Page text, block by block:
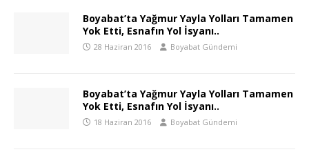
Boyabat’ta Yağmur Yayla Yolları Tamamen
Yok Etti, Esnafın Yol İsyanı..
28 Haziran 2016 Boyabat Gündemi
Boyabat’ta Yağmur Yayla Yolları Tamamen
Yok Etti, Esnafın Yol İsyanı..
18 Haziran 2016 Boyabat Gündemi